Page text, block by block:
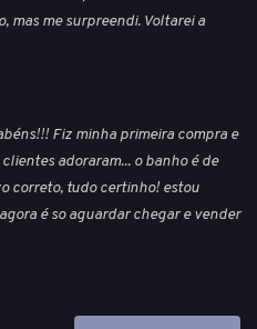
mas me surpreendi. Voltarei a
Fiz minha primeira compra e
adoraram... o banho é de
correto, tudo certinho! estou
é so aguardar chegar e vender